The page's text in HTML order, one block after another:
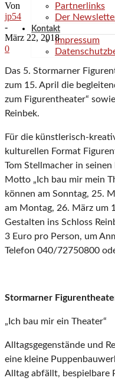
Partnerlinks
Der
Kontakt
Impressum
Von
jp54
-
März 22, 2018
0
Das 5. Stormarner
zum 15. April die
zum Figurentheater“
Reinbek.
Für die künstlerisch-
kulturellen Format
Tom Stellmacher in
Motto „Ich bau mir mein
können am Sonntag, 25.
am Montag, 26. März um
Gestalten ins Schloss
3 Euro pro Person, um
Telefon 040/72750800
Stormarner
„Ich bau mir ein Theater“
Alltagsgegenstände und
eine kleine
Alltag abfällt, bespielbare